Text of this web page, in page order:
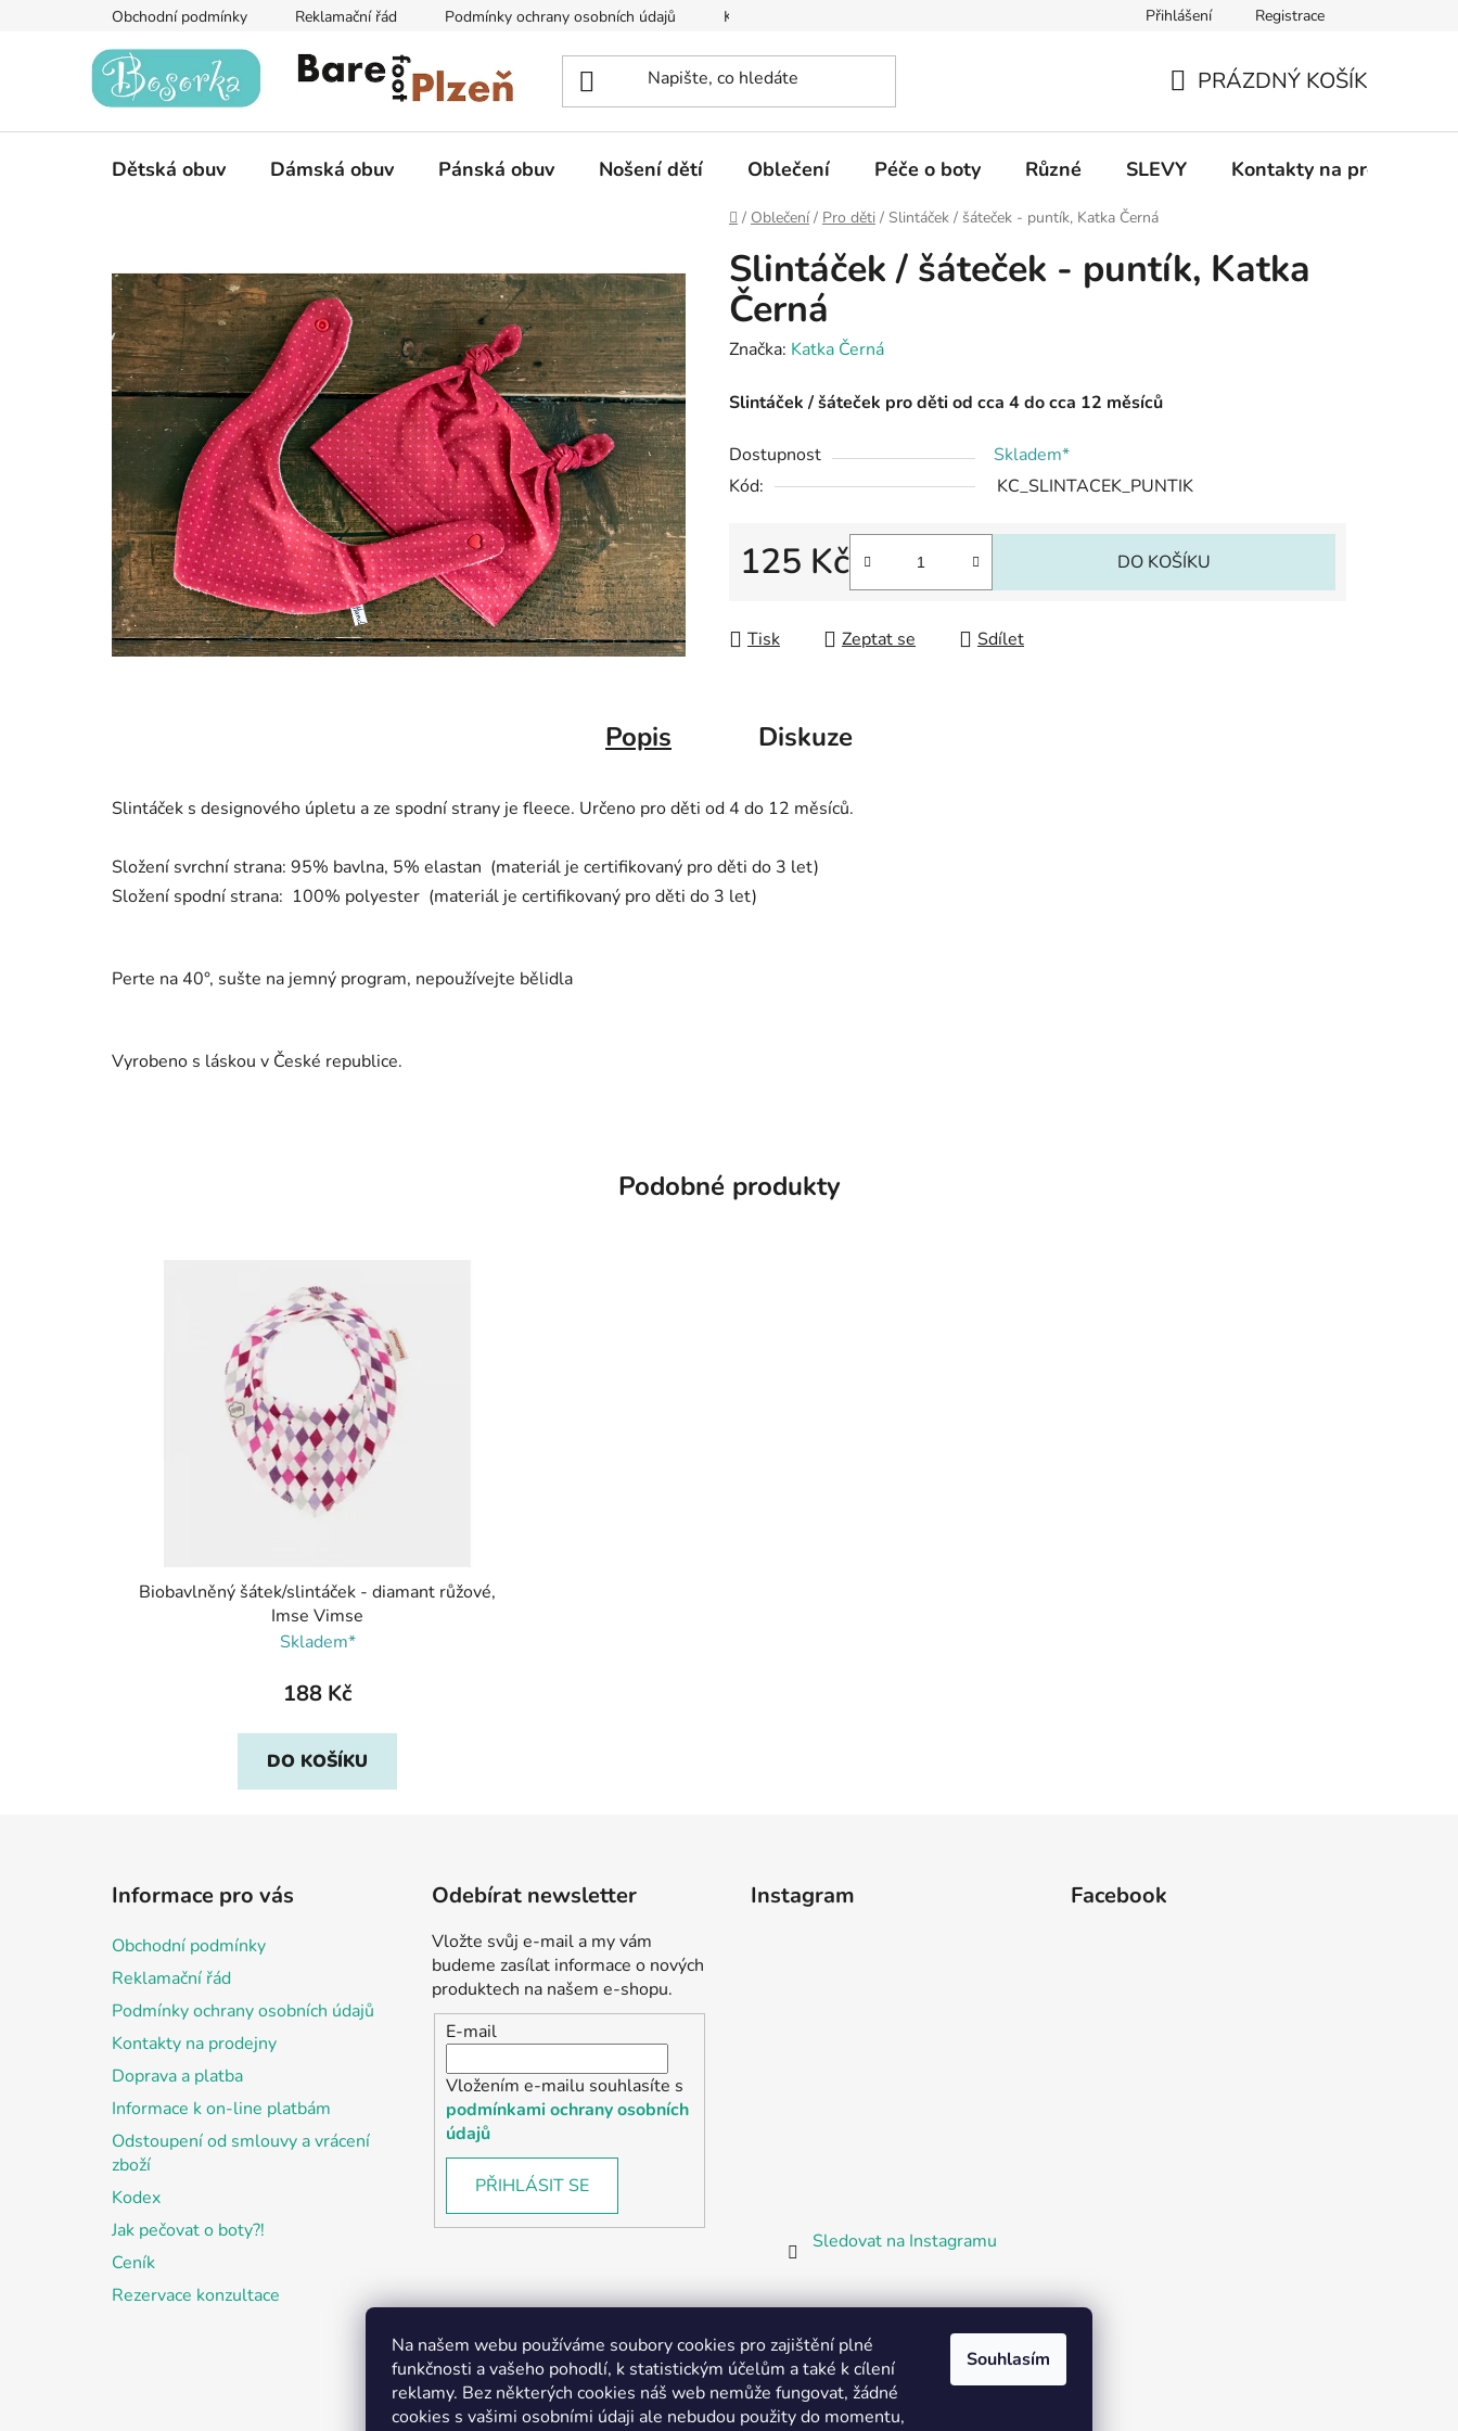
Na našem webu používáme soubory cookies pro zajištění plné
funkčnosti a vašeho pohodlí, k statistickým účelům a také k cílení
reklamy. Bez některých cookies náš web nemůže fungovat, žádné
cookies s vašimi osobními údaji ale nebudou použity do momentu,
Souhlasím
Obchodní podmínky Reklamační řád Podmínky ochrany osobních údajů Kontakty na prodejny Informace k on-line platbám Odstoupení od
Přihlášení Registrace
KOŠÍK
PRÁZDNÝ KOŠÍK
Dětská obuv Dámská obuv Pánská obuv Nošení dětí Oblečení Péče o boty Různé SLEVY Kontakty na prodejny
Domů
/ Oblečení / Pro děti / Slintáček / šáteček - puntík, Katka Černá
Slintáček / šáteček - puntík, Katka
Černá
Značka: Katka Černá
Slintáček / šáteček pro děti od cca 4 do cca 12 měsíců
Dostupnost
Skladem*
Kód:
KC_SLINTACEK_PUNTIK
125 Kč DO KOŠÍKU
Tisk Zeptat se Sdílet
Popis Diskuze
Slintáček s designového úpletu a ze spodní strany je fleece. Určeno pro děti od 4 do 12 měsíců.
Složení svrchní strana: 95% bavlna, 5% elastan (materiál je certifikovaný pro děti do 3 let)
Složení spodní strana: 100% polyester (materiál je certifikovaný pro děti do 3 let)
Perte na 40°, sušte na jemný program, nepoužívejte bělidla
Vyrobeno s láskou v České republice.
Podobné produkty
Biobavlněný šátek/slintáček - diamant růžové,
Imse Vimse
Skladem*
188 Kč
DO KOŠÍKU
Informace pro vás
Obchodní podmínky
Reklamační řád
Podmínky ochrany osobních údajů
Kontakty na prodejny
Doprava a platba
Informace k on-line platbám
Odstoupení od smlouvy a vrácení
zboží
Kodex
Jak pečovat o boty?!
Ceník
Rezervace konzultace
Odebírat newsletter
Vložte svůj e-mail a my vám
budeme zasílat informace o nových
produktech na našem e-shopu.
E-mail
Vložením e-mailu souhlasíte s
podmínkami ochrany osobních
údajů
PŘIHLÁSIT SE
Instagram
Sledovat na Instagramu
Facebook
Partnerská prodejna Barefoot Plzeň